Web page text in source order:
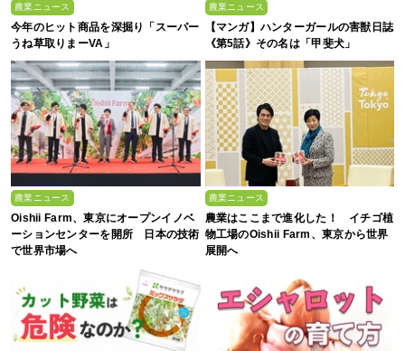
農業ニュース
今年のヒット商品を深掘り「スーパー
うね草取りまーVA」
農業ニュース
【マンガ】ハンターガールの害獣日誌
《第5話》その名は「甲斐犬」
農業ニュース
Oishii Farm、東京にオープンイノベ
ーションセンターを開所 日本の技術
で世界市場へ
農業ニュース
農業はここまで進化した！ イチゴ植
物工場のOishii Farm、東京から世界
展開へ